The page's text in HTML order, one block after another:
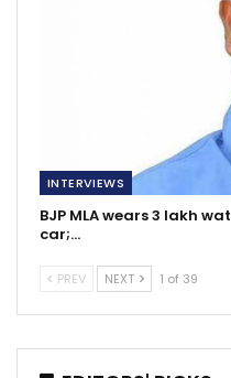
INTERVIEWS
BJP MLA wears 3 lakh
car;…
PREV NEXT 1 of 39